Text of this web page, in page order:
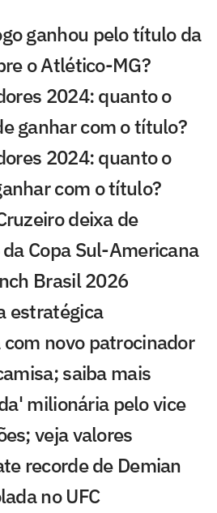
ganhou pelo título da
o Atlético-MG?
2024: quanto o
ganhar com o título?
2024: quanto o
com o título?
deixa de
Copa Sul-Americana
Brasil 2026
estratégica
novo patrocinador
saiba mais
milionária pelo vice
veja valores
recorde de Demian
no UFC